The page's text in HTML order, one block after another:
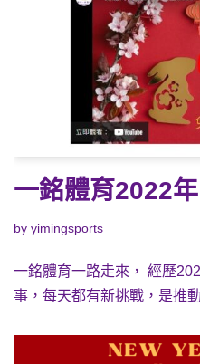
一銘體育2022
by yimingsports
一銘體育一路走來， 經歷
事，每天都有新挑戰，是推